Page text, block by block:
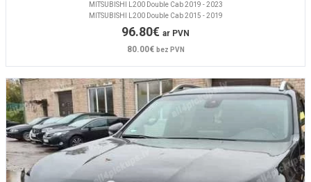
MITSUBISHI L200 Double Cab 2019 - 2023
MITSUBISHI L200 Double Cab 2015 - 2019
96.80€ ar PVN
80.00€ bez PVN